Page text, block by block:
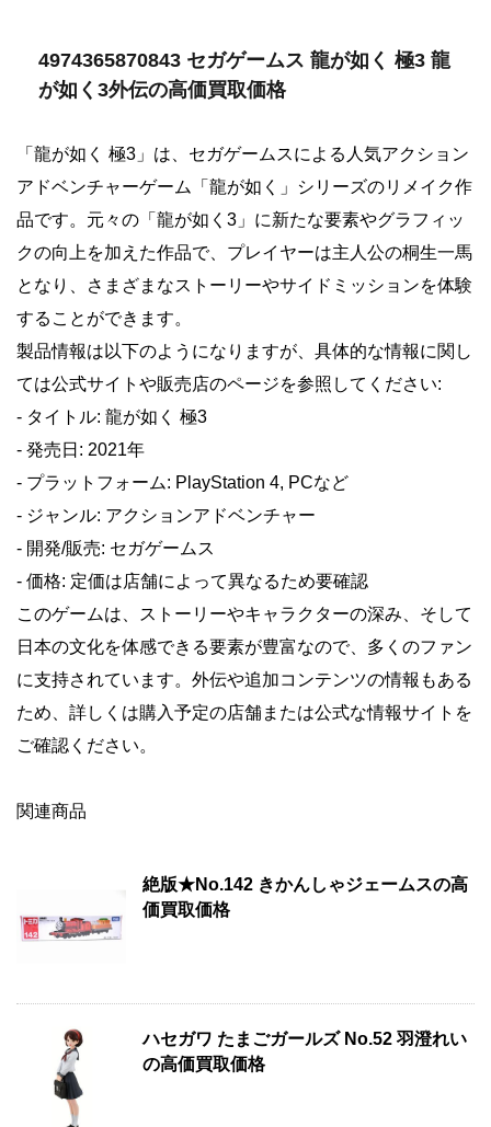
4974365870843 セガゲームス 龍が如く 極3 龍
が如く3外伝の高価買取価格
「龍が如く 極3」は、セガゲームスによる人気アクション
アドベンチャーゲーム「龍が如く」シリーズのリメイク作
品です。元々の「龍が如く3」に新たな要素やグラフィッ
クの向上を加えた作品で、プレイヤーは主人公の桐生一馬
となり、さまざまなストーリーやサイドミッションを体験
することができます。
製品情報は以下のようになりますが、具体的な情報に関し
ては公式サイトや販売店のページを参照してください:
- タイトル: 龍が如く 極3
- 発売日: 2021年
- プラットフォーム: PlayStation 4, PCなど
- ジャンル: アクションアドベンチャー
- 開発/販売: セガゲームス
- 価格: 定価は店舗によって異なるため要確認
このゲームは、ストーリーやキャラクターの深み、そして
日本の文化を体感できる要素が豊富なので、多くのファン
に支持されています。外伝や追加コンテンツの情報もある
ため、詳しくは購入予定の店舗または公式な情報サイトを
ご確認ください。
関連商品
絶版★No.142 きかんしゃジェームスの高
価買取価格
ハセガワ たまごガールズ No.52 羽澄れい
の高価買取価格